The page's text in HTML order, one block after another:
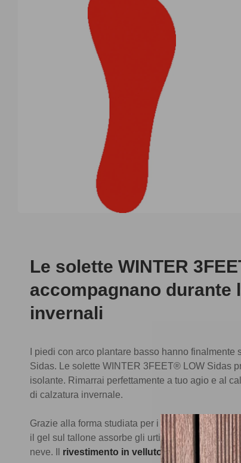
Le solette WINTER
accompagnano durante
invernali
I piedi con arco plantare basso hanno
Sidas. Le solette WINTER 3FEET® LOW Sidas
isolante. Rimarrai perfettamente a tuo agio e al
di calzatura invernale.
Grazie alla forma studiata per i piedi con arco
il gel sul tallone assorbe gli urti per un comfort
neve. Il rivestimento in velluto garantisce un